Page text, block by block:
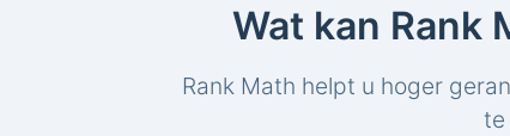
Wat kan Rank
Rank Math helpt u hoger
te